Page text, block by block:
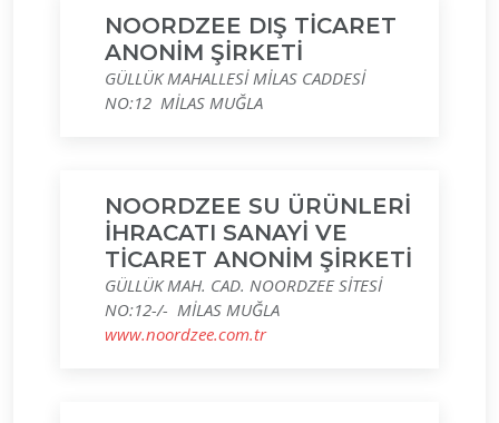
NOORDZEE DIŞ TİCARET
ANONİM ŞİRKETİ
GÜLLÜK MAHALLESİ MİLAS CADDESİ
NO:12 MİLAS MUĞLA
NOORDZEE SU ÜRÜNLERİ
İHRACATI SANAYİ VE
TİCARET ANONİM ŞİRKETİ
GÜLLÜK MAH. CAD. NOORDZEE SİTESİ
NO:12-/- MİLAS MUĞLA
www.noordzee.com.tr